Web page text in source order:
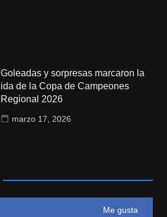
Goleadas y sorpresas marcaron la
ida de la Copa de Campeones
Regional 2026
marzo 17, 2026
Me gusta